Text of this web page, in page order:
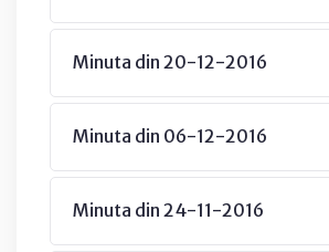
Minuta din 20-12-2016
Minuta din 06-12-2016
Minuta din 24-11-2016